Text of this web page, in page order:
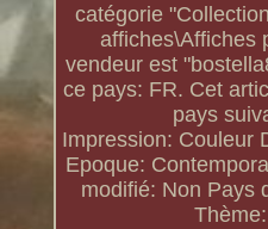
catégorie
affiches\Affiches
vendeur est
ce pays: FR. Cet
pays
Impression: Couleur
Epoque:
modifié: Non Pays